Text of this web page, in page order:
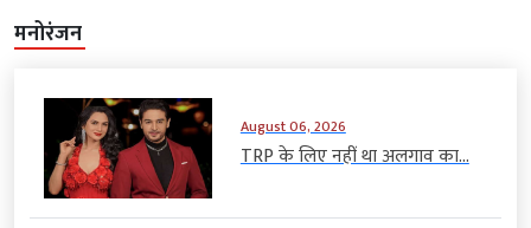
मनोरंजन
August 06, 2026
TRP के लिए नहीं था अलगाव का...